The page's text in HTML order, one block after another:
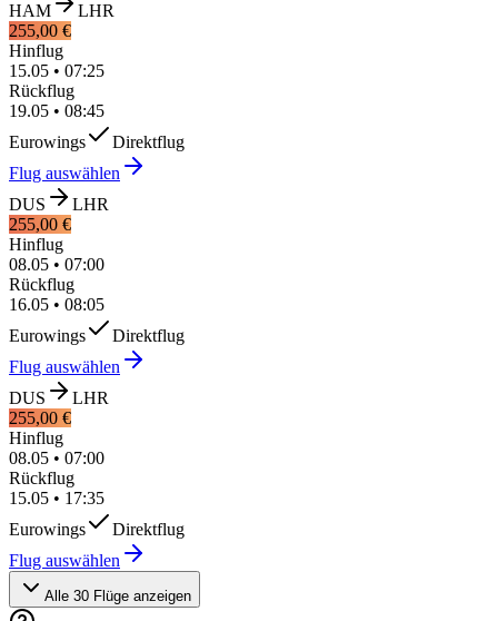
HAM
LHR
255,00 €
Hinflug
15.05 • 07:25
Rückflug
19.05 • 08:45
Eurowings
Direktflug
Flug auswählen
DUS
LHR
255,00 €
Hinflug
08.05 • 07:00
Rückflug
16.05 • 08:05
Eurowings
Direktflug
Flug auswählen
DUS
LHR
255,00 €
Hinflug
08.05 • 07:00
Rückflug
15.05 • 17:35
Eurowings
Direktflug
Flug auswählen
Alle 30 Flüge anzeigen